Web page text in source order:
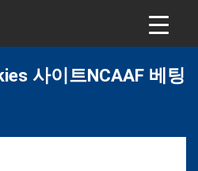
사이트NCAAF 베팅